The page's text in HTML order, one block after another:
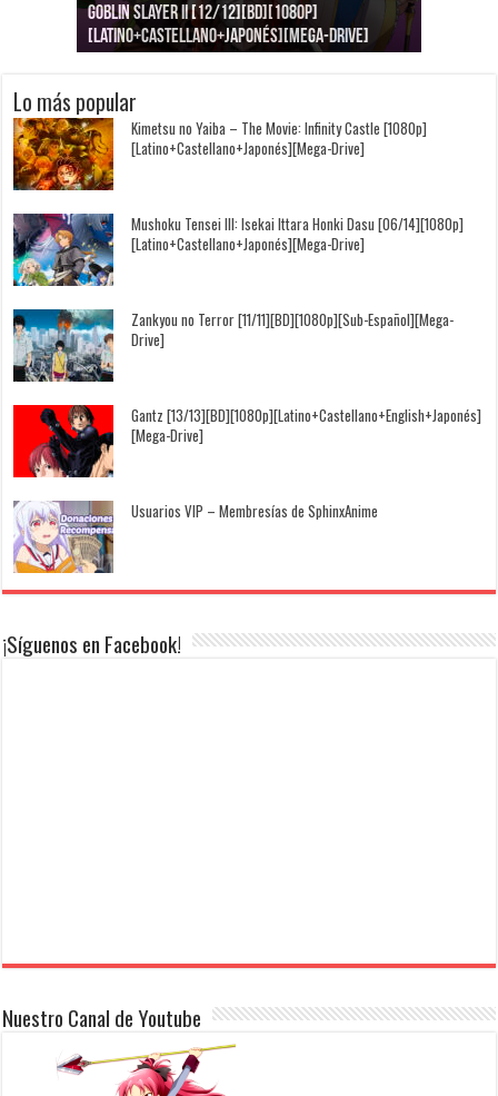
Goblin Slayer II [12/12][BD][1080p]
[Latino+Castellano+Japonés][Mega-Drive]
Jujutsu Kaisen: Kaigyoku/Gyokusetsu [1080p]
[Latino+Japonés][Mega-Drive]
Kimi to, Nami ni Noretara [BD][1080p]
[Latino+Castellano+Japonés][Mega-Drive]
Nukitashi the Animation [11/11+OVAS][BD]
[1080p][Sub-Español][Mega-Drive]
Kimi wa Houkago Insomnia [13/13][BD][1080p]
[Castellano+English+Japonés][Mega-Drive]
Getsuyoubi no Tawawa [12/12+Especiales][BD]
[1080p][Sub-Español][Mega-Drive]
Lo más popular
Kimetsu no Yaiba – The Movie: Infinity Castle [1080p]
[Latino+Castellano+Japonés][Mega-Drive]
Mushoku Tensei III: Isekai Ittara Honki Dasu [06/14][1080p]
[Latino+Castellano+Japonés][Mega-Drive]
Zankyou no Terror [11/11][BD][1080p][Sub-Español][Mega-
Drive]
Gantz [13/13][BD][1080p][Latino+Castellano+English+Japonés]
[Mega-Drive]
Usuarios VIP – Membresías de SphinxAnime
¡Síguenos en Facebook!
Nuestro Canal de Youtube